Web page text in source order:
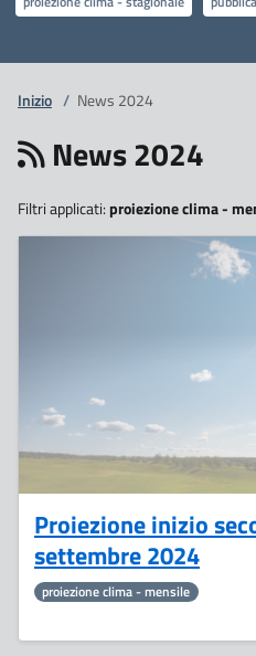
Inizio / News 2024
News 2024
Filtri applicati:proiezione clima -
Proiezione inizio
settembre 2024
proiezione clima - mensile